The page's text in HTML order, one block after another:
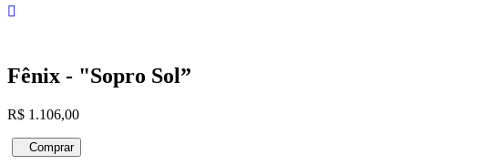
Fênix - "Sopro Sol”
R$ 1.106,00
FênixComprar